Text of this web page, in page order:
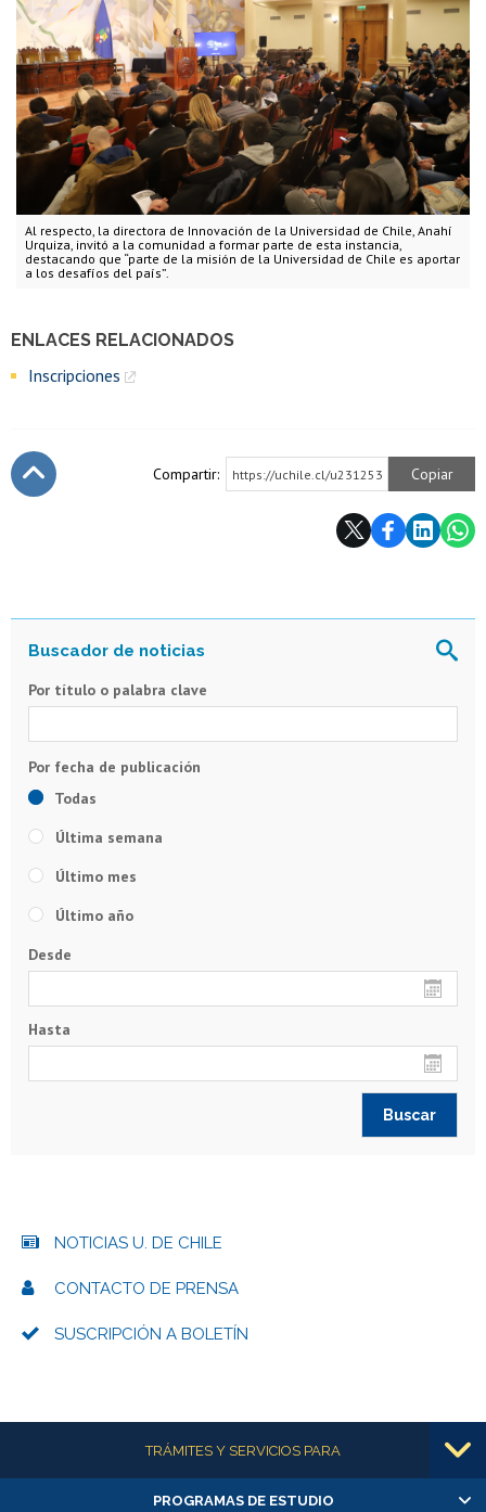
Al respecto, la directora de Innovación de la Universidad de Chile, Anahí
Urquiza, invitó a la comunidad a formar parte de esta instancia,
destacando que “parte de la misión de la Universidad de Chile es aportar
a los desafíos del país”.
ENLACES RELACIONADOS
Inscripciones
Compartir: https://uchile.cl/u231253 Copiar
Por título o palabra clave
Todas
Última semana
Último mes
Último año
Desde
Hasta
NOTICIAS U. DE CHILE
CONTACTO DE PRENSA
SUSCRIPCIÓN A BOLETÍN
Más informaciónTRÁMITES Y SERVICIOS PARA
Alumnas/os y exalumnas/os
PROGRAMAS DE ESTUDIO